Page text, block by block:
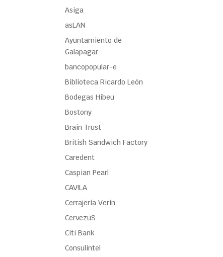
Asiga
asLAN
Ayuntamiento de
Galapagar
bancopopular-e
Biblioteca Ricardo León
Bodegas Hibeu
Bostony
Brain Trust
British Sandwich Factory
Caredent
Caspian Pearl
CAV!LA
Cerrajería Verín
CervezuS
Citi Bank
Consulintel